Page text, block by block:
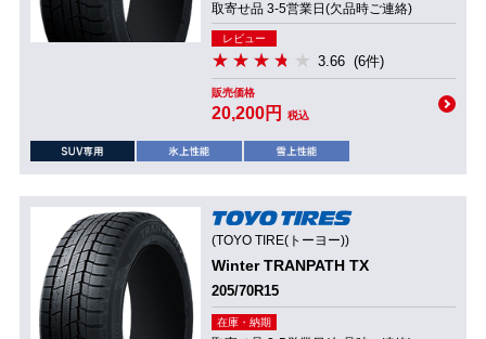
取寄せ品 3-5営業日(欠品時ご連絡)
レビュー
3.66 (6件)
販売価格
20,200円 税込
(TOYO TIRE(トーヨー))
Winter TRANPATH TX
205/70R15
在庫・納期